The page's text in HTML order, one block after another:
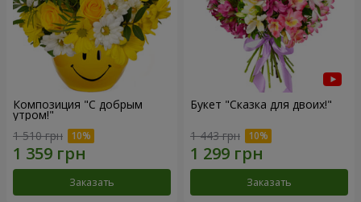
Композиция "С добрым
утром!"
1 510 грн
Заказать
Букет "Сказка для двоих!"
1 443 грн
Заказать